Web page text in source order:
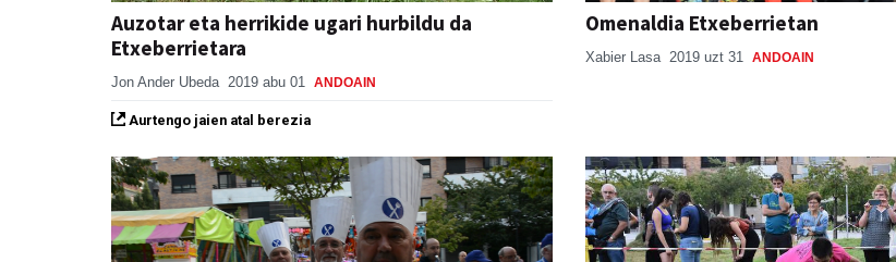
Auzotar eta herrikide ugari hurbildu da
Etxeberrietara
Jon Ander Ubeda 2019 abu 01 ANDOAIN
Aurtengo jaien atal berezia
Omenaldia Etxeberrietan
Xabier Lasa 2019 uzt 31 ANDOAIN